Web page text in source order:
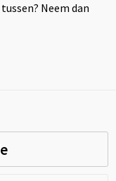
Neem dan